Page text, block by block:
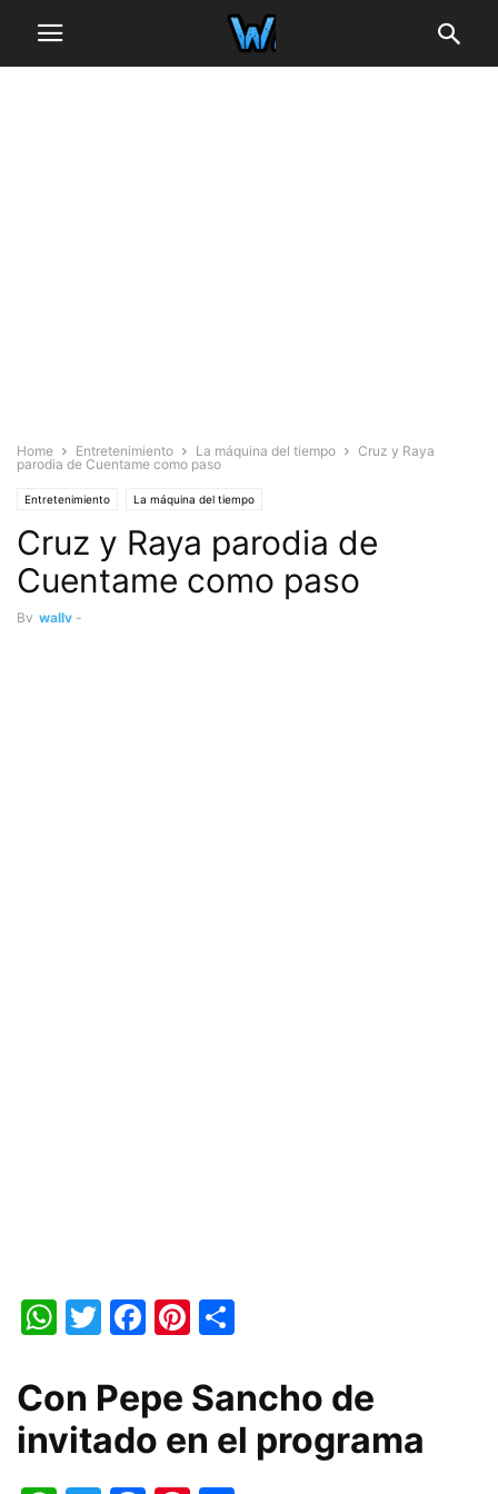
Home Entretenimiento La máquina del tiempo
Cruz y Raya
parodia de Cuentame como paso
Entretenimiento La máquina del tiempo
Cruz y Raya parodia de
Cuentame como paso
By wally -
WhatsApp
Twitter
Facebook
Pinterest
Con Pepe Sancho de
invitado en el programa